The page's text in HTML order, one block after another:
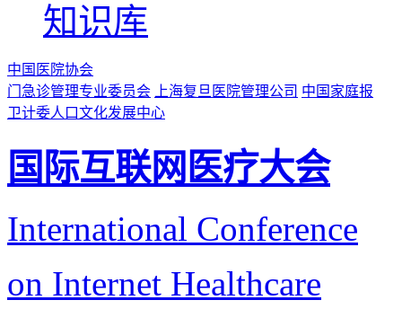
知识库
中国医院协会
门急诊管理专业委员会
上海复旦医院管理公司 中国家庭报
卫计委人口文化发展中心
国际互联网医疗大会
International Conference
on Internet Healthcare